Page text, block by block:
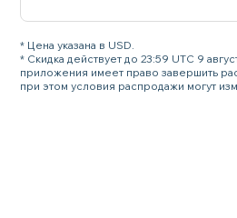
* Цена указана в USD.
* Скидка действует до 23:59 UTC 9
приложения имеет право завершить
при этом условия распродажи могут